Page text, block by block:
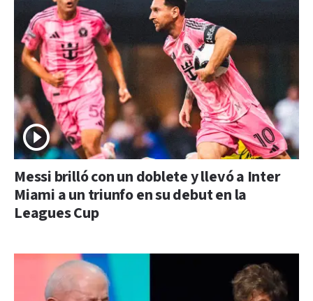
Messi brilló con un doblete y llevó a Inter
Miami a un triunfo en su debut en la
Leagues Cup